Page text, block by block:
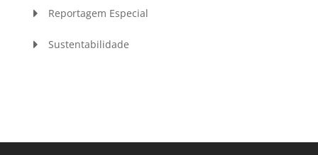
Reportagem Especial
Sustentabilidade